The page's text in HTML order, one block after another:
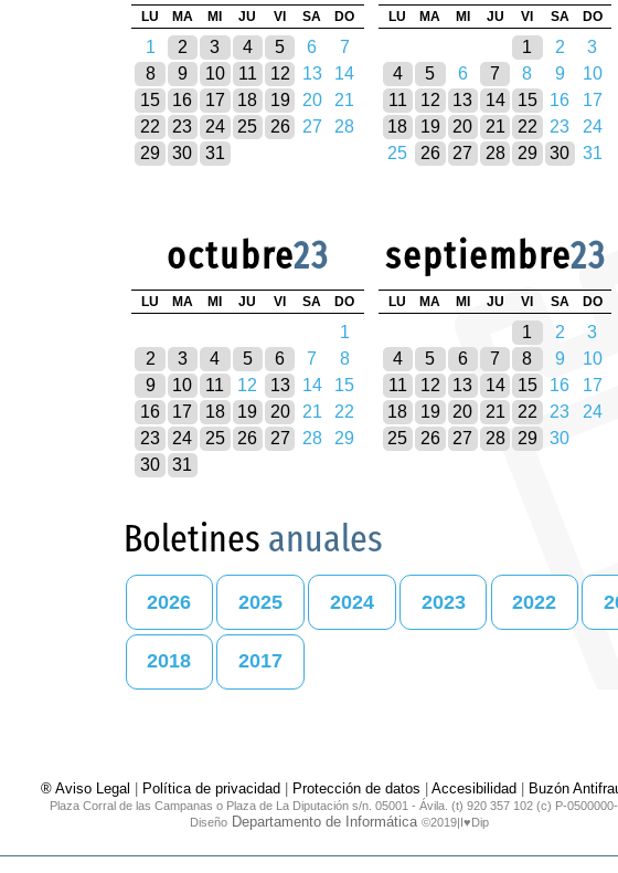
LU MA MI JU VI SA DO
1 2 3 4 5 6
7
8
9 10 11 12 13
14
15
16 17 18 19 20
21
22
23 24 25 26 27
28
29
30 31
LU MA MI JU VI SA DO
1 2
3
4
5 6 7 8 9
10
11
12 13 14 15 16
17
18
19 20 21 22 23
24
25
26 27 28 29 30 31
octubre23
LU MA MI JU VI SA DO
1
2
3 4 5 6 7
8
9
10 11 12 13 14
15
16
17 18 19 20 21
22
23
24 25 26 27 28
29
30
31
septiembre23
LU MA MI JU VI SA DO
1 2
3
4
5 6 7 8 9
10
11
12 13 14 15 16
17
18
19 20 21 22 23
24
25
26 27 28 29 30
Boletines anuales
2026 2025 2024 2023 2022
2018 2017
® Aviso Legal Política de privacidad Protección de datos Accesibilidad Buzón
Plaza Corral de las Campanas o Plaza de La Diputación s/n. 05001 - Ávila. (t) 920 357 102 (c) P-0500000-
DiseñoDepartamento de Informática ©2019|I♥Dip